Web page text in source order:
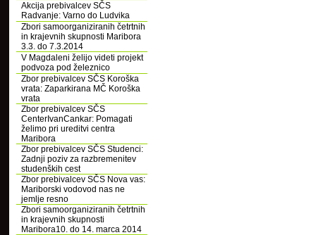
Akcija prebivalcev SČS
Radvanje: Varno do Ludvika
Zbori samoorganiziranih četrtnih
in krajevnih skupnosti Maribora
3.3. do 7.3.2014
V Magdaleni želijo videti projekt
podvoza pod železnico
Zbor prebivalcev SČS Koroška
vrata: Zaparkirana MČ Koroška
vrata
Zbor prebivalcev SČS
CenterIvanCankar: Pomagati
želimo pri ureditvi centra
Maribora
Zbor prebivalcev SČS Studenci:
Zadnji poziv za razbremenitev
studenških cest
Zbor prebivalcev SČS Nova vas:
Mariborski vodovod nas ne
jemlje resno
Zbori samoorganiziranih četrtnih
in krajevnih skupnosti
Maribora10. do 14. marca 2014